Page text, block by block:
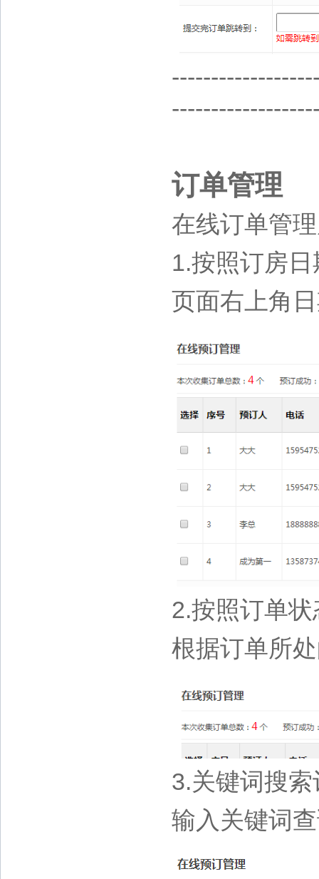
订单管理
在线订单管
1.按照订房
页面右上角
2.按照订单
根据订单所
3.关键词搜
输入关键词